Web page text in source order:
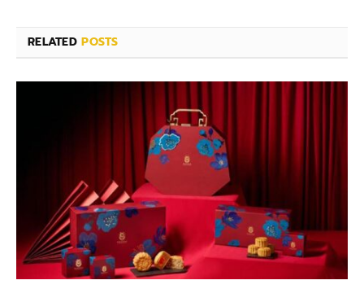
RELATEDPOSTS